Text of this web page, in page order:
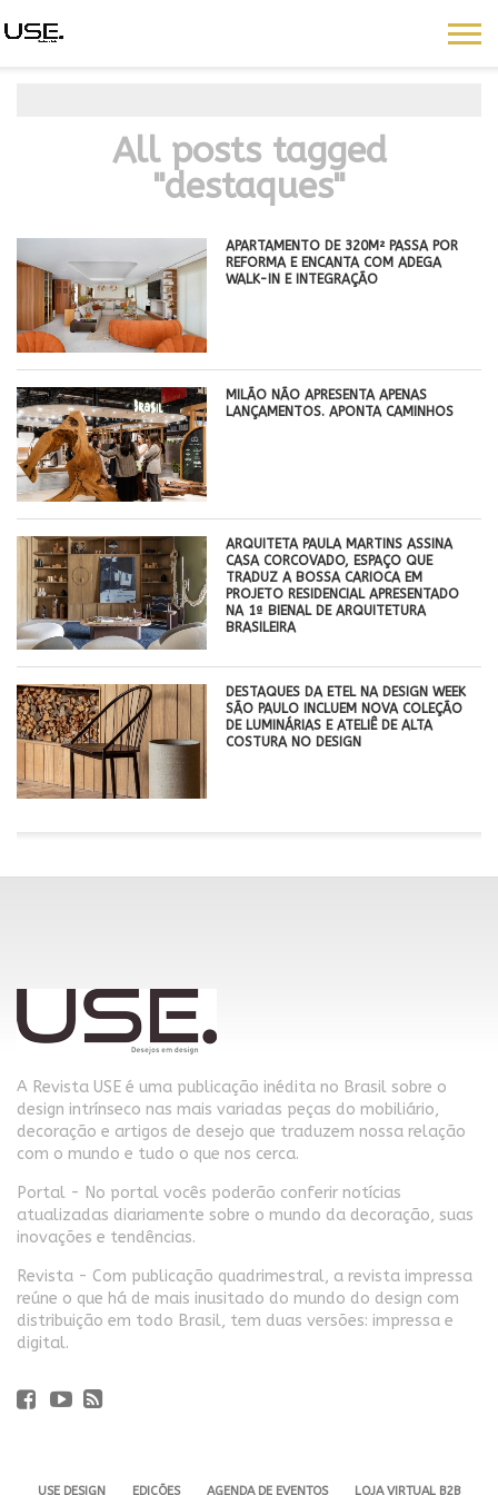
All posts tagged
"destaques"
APARTAMENTO DE 320M² PASSA POR
REFORMA E ENCANTA COM ADEGA
WALK-IN E INTEGRAÇÃO
MILÃO NÃO APRESENTA APENAS
LANÇAMENTOS. APONTA CAMINHOS
ARQUITETA PAULA MARTINS ASSINA
CASA CORCOVADO, ESPAÇO QUE
TRADUZ A BOSSA CARIOCA EM
PROJETO RESIDENCIAL APRESENTADO
NA 1ª BIENAL DE ARQUITETURA
BRASILEIRA
DESTAQUES DA ETEL NA DESIGN WEEK
SÃO PAULO INCLUEM NOVA COLEÇÃO
DE LUMINÁRIAS E ATELIÊ DE ALTA
COSTURA NO DESIGN
A Revista USE é uma publicação inédita no Brasil sobre o
design intrínseco nas mais variadas peças do mobiliário,
decoração e artigos de desejo que traduzem nossa relação
com o mundo e tudo o que nos cerca.
Portal - No portal vocês poderão conferir notícias
atualizadas diariamente sobre o mundo da decoração, suas
inovações e tendências.
Revista - Com publicação quadrimestral, a revista impressa
reúne o que há de mais inusitado do mundo do design com
distribuição em todo Brasil, tem duas versões: impressa e
digital.
USE DESIGN EDIÇÕES AGENDA DE EVENTOS LOJA VIRTUAL B2B